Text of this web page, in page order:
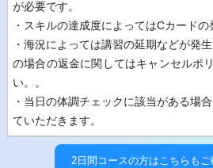
が必要です。
・スキルの達成度によってはCカードの
・海況によっては講習の延期などが発
の場合の返金に関してはキャンセルポ
い。 。
・当日の体調チェックに該当がある場
ていただきます。
2日間コースの方はこちらも